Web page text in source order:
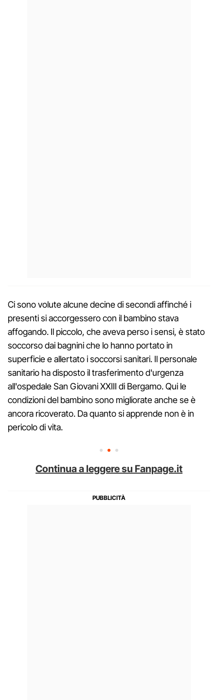
Ci sono volute alcune decine di secondi affinché i
presenti si accorgessero con il bambino stava
affogando. Il piccolo, che aveva perso i sensi, è stato
soccorso dai bagnini che lo hanno portato in
superficie e allertato i soccorsi sanitari. Il personale
sanitario ha disposto il trasferimento d'urgenza
all'ospedale San Giovani XXIII di Bergamo. Qui le
condizioni del bambino sono migliorate anche se è
ancora ricoverato. Da quanto si apprende non è in
pericolo di vita.
Continua a leggere su Fanpage.it